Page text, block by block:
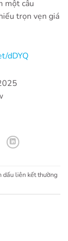
một câu
trọn vẹn giá
dDYQ
dấu liên kết thường